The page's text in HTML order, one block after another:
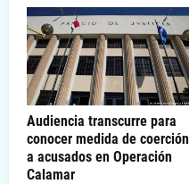
Audiencia transcurre para
conocer medida de coerción
a acusados en Operación
Calamar